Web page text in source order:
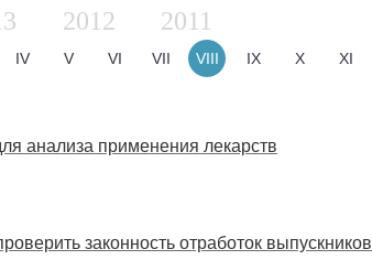
2012 2011
IV V VI VII VIII IX X XI
анализа применения лекарств
законность отработок выпускников